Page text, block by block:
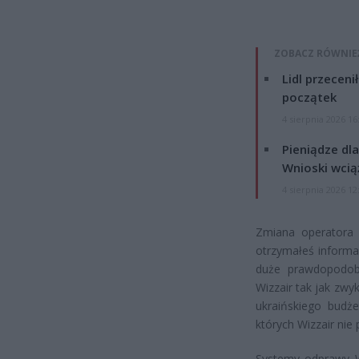
ZOBACZ
Lidl
początek
Pieniądze
Wnioski
Zmiana
otrzymałeś
duże
Wizzair tak jak
ukraińskiego
których Wizzair